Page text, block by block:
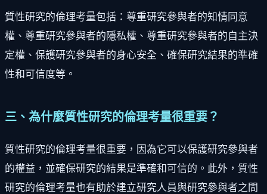
質性研究的倫理考量包括：尊重研究參與者的知情同意
權、尊重研究參與者的隱私權、尊重研究參與者的自主決
定權、保護研究參與者的身心安全、確保研究結果的準確
性和可信度等。
三、為什麼質性研究的倫理考量很重要？
質性研究的倫理考量很重要，因為它可以保護研究參與者
的權益，並確保研究的結果是準確和可信的。此外，質性
研究的倫理考量也有助於建立研究人員與研究參與者之間